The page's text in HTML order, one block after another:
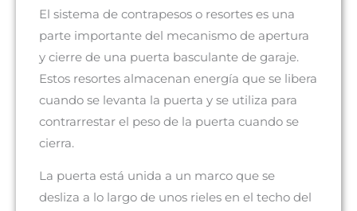
El sistema de contrapesos o resortes es una
parte importante del mecanismo de apertura
y cierre de una puerta basculante de garaje.
Estos resortes almacenan energía que se libera
cuando se levanta la puerta y se utiliza para
contrarrestar el peso de la puerta cuando se
cierra.
La puerta está unida a un marco que se
desliza a lo largo de unos rieles en el techo del